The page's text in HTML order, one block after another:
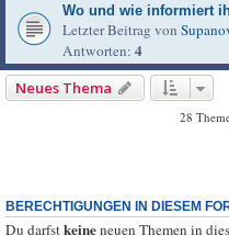
Wo und wie informiert
Letzter Beitrag von
Antworten: 4
Neues Thema
28
BERECHTIGUNGEN IN DIESEM
Du darfstkeineneuen Themen in